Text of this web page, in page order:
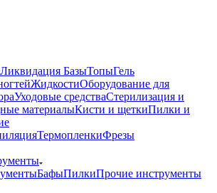
Ликвидация БазыТопыГель
ЖидкостиОборудование для
Уходовые средстваСтерилизация и
материалыКисти и щеткиПилки и
ТермопленкиФрезы
БафыПилкиПрочие инструменты